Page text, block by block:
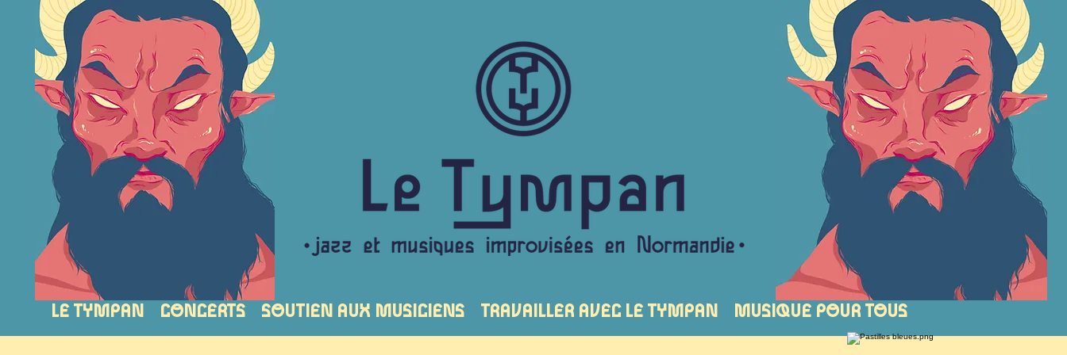
LE TYMPAN CONCERTS SOUTIEN AUX MUSICIENS TRAVAILLER AVEC LE TYMPAN MUSIQUE POUR TOUS